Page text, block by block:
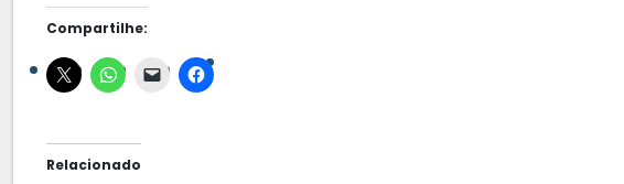
Compartilhe:
Relacionado